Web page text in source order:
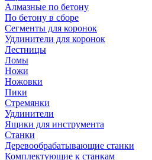
Алмазные по бетону
По бетону в сборе
Сегменты для коронок
Удлинители для коронок
Лестницы
Ломы
Ножи
Ножовки
Пики
Стремянки
Удлинители
Ящики для инструмента
Станки
Деревообрабатывающие станки
Комплектующие к станкам